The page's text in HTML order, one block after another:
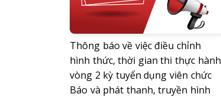
Thông báo về việc điều chỉnh
hình thức, thời gian thi thực hành
vòng 2 kỳ tuyển dụng viên chức
Báo và phát thanh, truyền hình